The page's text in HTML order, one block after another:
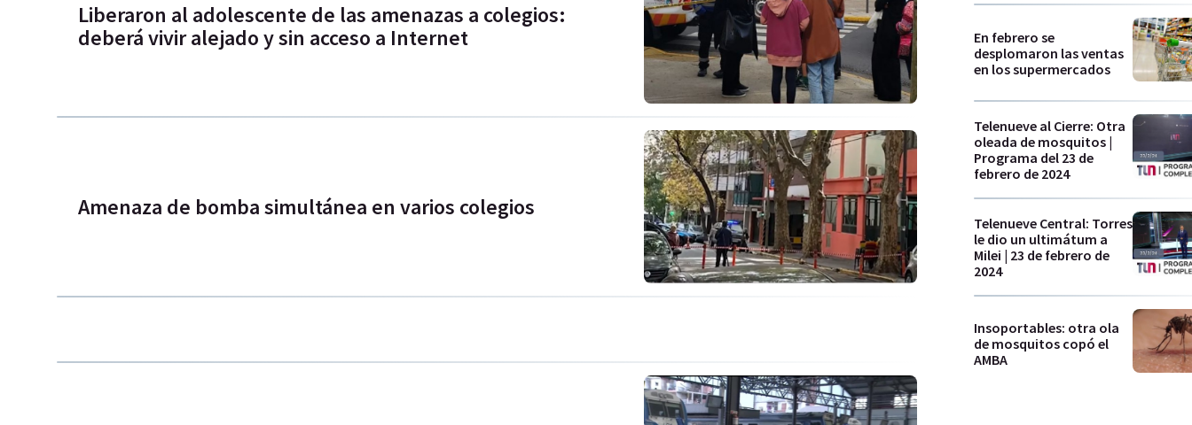
Liberaron al adolescente de las amenazas a colegios:
deberá vivir alejado y sin acceso a Internet
Amenaza de bomba simultánea en varios colegios
En febrero se
desplomaron las ventas
en los supermercados
Telenueve al Cierre: Otra
oleada de mosquitos |
Programa del 23 de
febrero de 2024
Telenueve Central: Torres
le dio un ultimátum a
Milei | 23 de febrero de
2024
Insoportables: otra ola
de mosquitos copó el
AMBA